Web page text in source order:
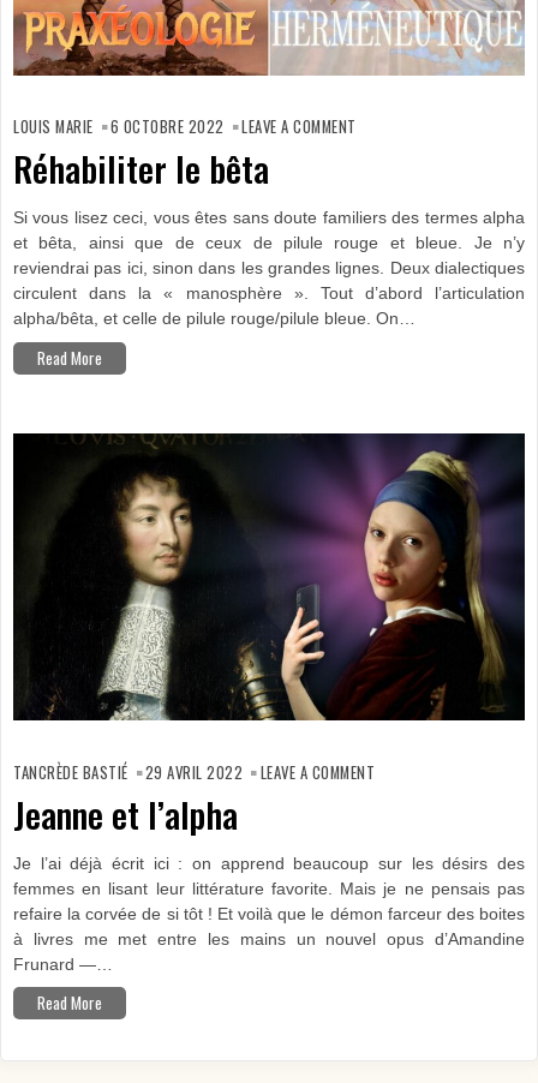
LOUIS MARIE 6 OCTOBRE 2022 LEAVE A COMMENT
Réhabiliter le bêta
Si vous lisez ceci, vous êtes sans doute familiers des termes alpha
et bêta, ainsi que de ceux de pilule rouge et bleue. Je n’y
reviendrai pas ici, sinon dans les grandes lignes. Deux dialectiques
circulent dans la « manosphère ». Tout d’abord l’articulation
alpha/bêta, et celle de pilule rouge/pilule bleue. On…
Read More
TANCRÈDE BASTIÉ 29 AVRIL 2022 LEAVE A COMMENT
Jeanne et l’alpha
Je l’ai déjà écrit ici : on apprend beaucoup sur les désirs des
femmes en lisant leur littérature favorite. Mais je ne pensais pas
refaire la corvée de si tôt ! Et voilà que le démon farceur des boites
à livres me met entre les mains un nouvel opus d’Amandine
Frunard —…
Read More